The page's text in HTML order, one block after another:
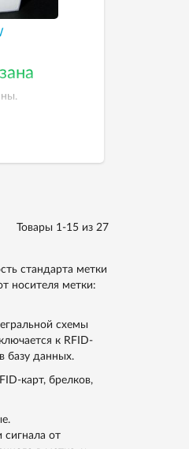
Товары 1-15 из 27
стандарта метки
носителя метки:
схемы
к RFID-
базу данных.
карт, брелков,
сигнала от